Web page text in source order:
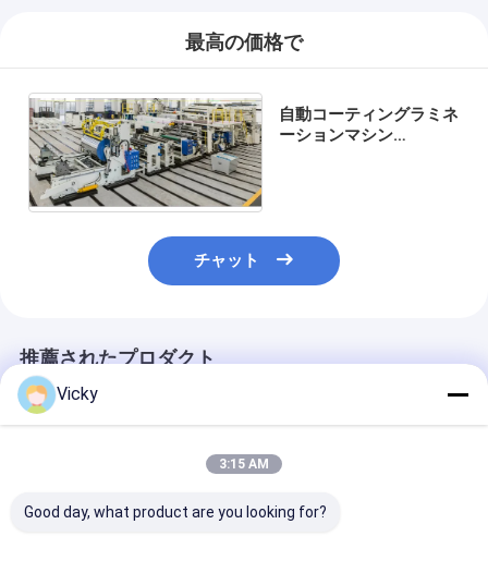
最高の価格で
自動コーティングラミネ
ーションマシン
チャット
推薦されたプロダクト
Vicky
3:15 AM
Good day, what product are you looking for?